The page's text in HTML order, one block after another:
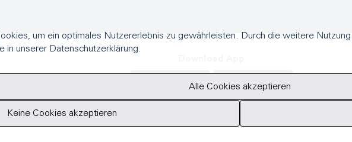
um ein optimales Nutzererlebnis zu gewährleisten. Durch die weitere
in unserer Datenschutzerklärung.
Alle Cookies akzeptieren
Keine Cookies akzeptieren